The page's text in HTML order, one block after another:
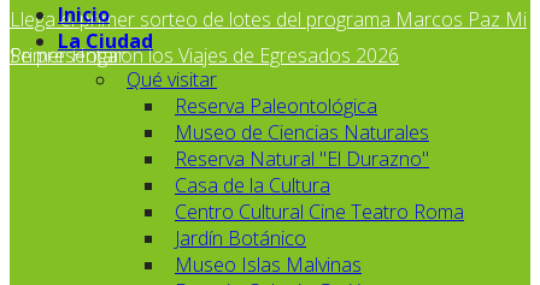
Llega el primer sorteo de lotes del programa Marcos Paz Mi
Primer Hogar
Se presentaron los Viajes de Egresados 2026
Inicio
La Ciudad
Qué visitar
Reserva Paleontológica
Museo de Ciencias Naturales
Reserva Natural "El Durazno"
Casa de la Cultura
Centro Cultural Cine Teatro Roma
Jardín Botánico
Museo Islas Malvinas